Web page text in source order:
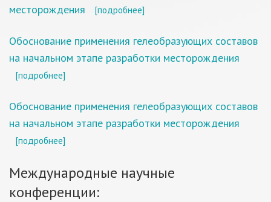
месторождения
[подробнее]
Обоснование применения гелеобразующих составов
на начальном этапе разработки месторождения
[подробнее]
Обоснование применения гелеобразующих составов
на начальном этапе разработки месторождения
[подробнее]
Международные научные
конференции: